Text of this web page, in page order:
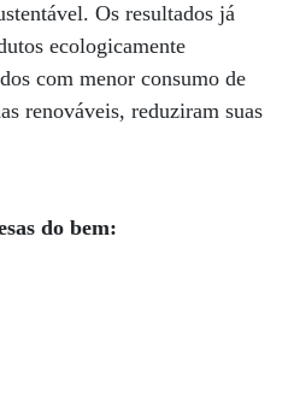
Os resultados já
ecologicamente
com menor consumo de
renováveis, reduziram suas
do bem: